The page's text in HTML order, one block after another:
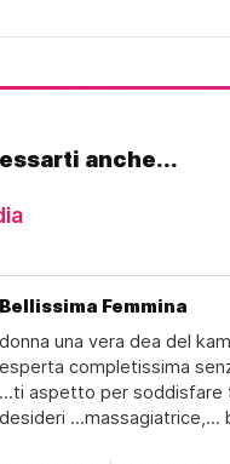
anche...
Bellissima Femmina
donna una vera dea del
esperta completissima
...ti aspetto per soddisfare
desideri ...massagiatrice,...